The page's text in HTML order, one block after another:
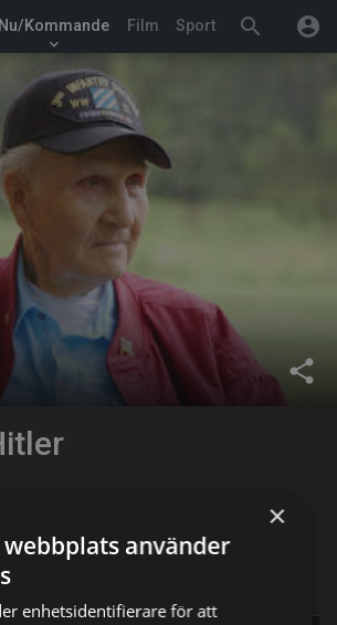
search account_circle
Nu/Kommande
keyboard_arrow_down
Film Sport
share
från 2017 | Episode 3 |
×
webbplats använder
enhetsidentifierare för att